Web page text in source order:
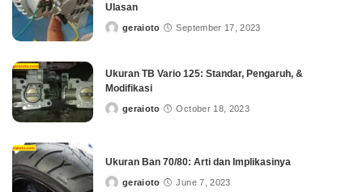
Ulasan
Postedgeraioto September 17, 2023
Ukuran TB Vario 125: Standar, Pengaruh, &
Modifikasi
Postedgeraioto October 18, 2023
Ukuran Ban 70/80: Arti dan Implikasinya
Postedgeraioto June 7, 2023